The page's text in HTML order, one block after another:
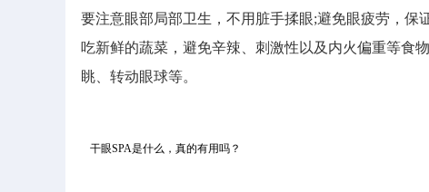
要注意眼部局部卫生，不用脏手揉眼;避免眼疲劳，
吃新鲜的蔬菜，避免辛辣、刺激性以及内火偏重等食
眺、转动眼球等。
干眼SPA是什么，真的有用吗？